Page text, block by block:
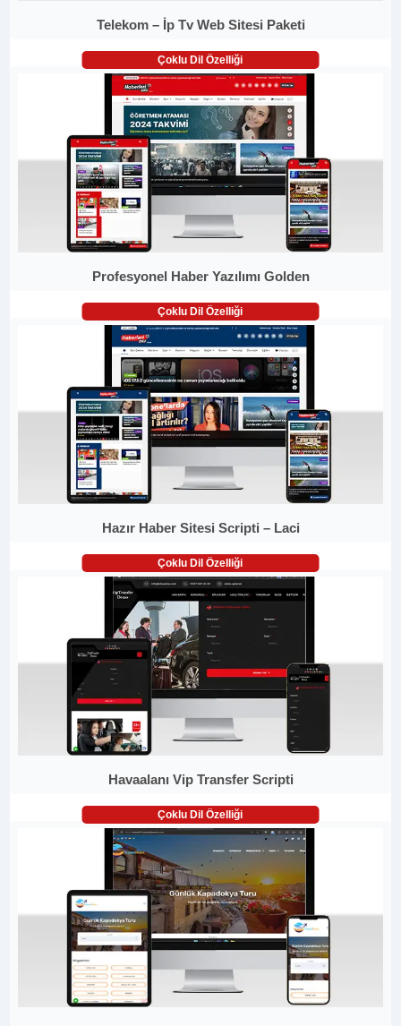
Telekom – İp Tv Web Sitesi Paketi
Çoklu Dil Özelliği
Profesyonel Haber Yazılımı Golden
Çoklu Dil Özelliği
Hazır Haber Sitesi Scripti – Laci
Çoklu Dil Özelliği
Havaalanı Vip Transfer Scripti
Çoklu Dil Özelliği